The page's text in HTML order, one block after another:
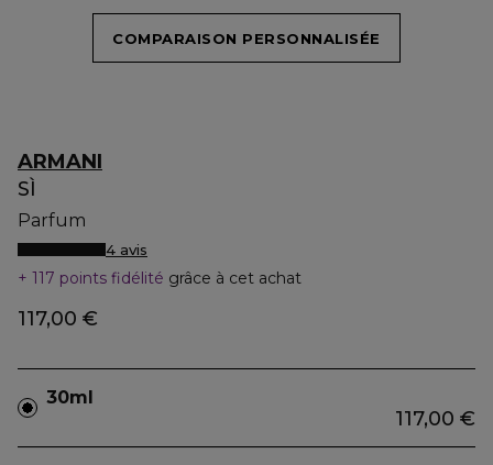
COMPARAISON PERSONNALISÉE
ARMANI
SÌ
Parfum
4 avis
117 points fidélité grâce à cet achat
117,00 €
30ml
117,00 €